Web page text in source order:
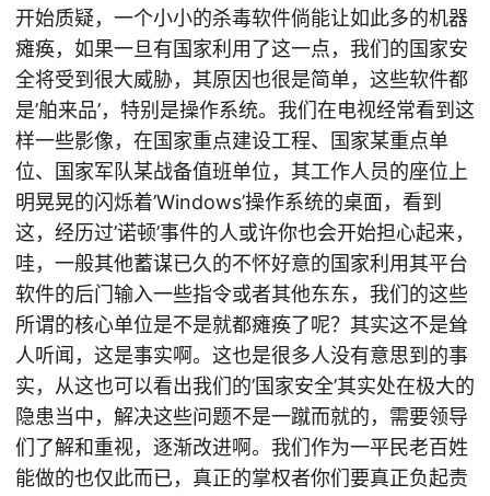
开始质疑，一个小小的杀毒软件倘能让如此多的机器
瘫痪，如果一旦有国家利用了这一点，我们的国家安
全将受到很大威胁，其原因也很是简单，这些软件都
是’舶来品’，特别是操作系统。我们在电视经常看到这
样一些影像，在国家重点建设工程、国家某重点单
位、国家军队某战备值班单位，其工作人员的座位上
明晃晃的闪烁着’Windows’操作系统的桌面，看到
这，经历过’诺顿’事件的人或许你也会开始担心起来，
哇，一般其他蓄谋已久的不怀好意的国家利用其平台
软件的后门输入一些指令或者其他东东，我们的这些
所谓的核心单位是不是就都瘫痪了呢？其实这不是耸
人听闻，这是事实啊。这也是很多人没有意思到的事
实，从这也可以看出我们的’国家安全’其实处在极大的
隐患当中，解决这些问题不是一蹴而就的，需要领导
们了解和重视，逐渐改进啊。我们作为一平民老百姓
能做的也仅此而已，真正的掌权者你们要真正负起责